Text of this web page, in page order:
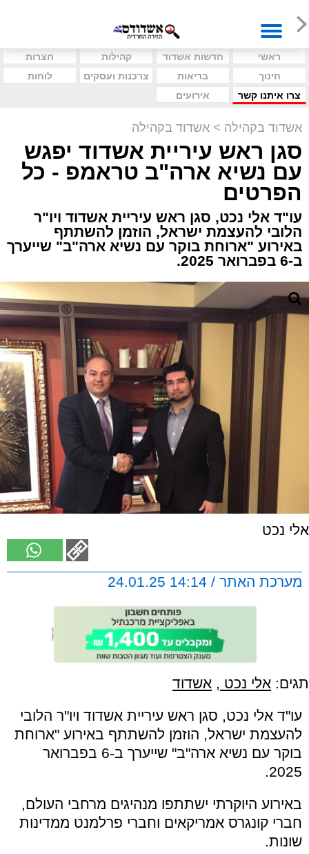
ראשי חדשות אשדוד קהילות
חצרות
חינוך
בריאות צרכנות ועסקים
לוחות
צרו איתנו קשר
אירועים
אשדוד בקהילה > אשדוד בקהילה
סגן ראש עיריית אשדוד יפגש
עם נשיא ארה"ב טראמפ - כל
הפרטים
עו"ד אלי נכט, סגן ראש עיריית אשדוד ויו"ר
הלובי להעצמת ישראל, הוזמן להשתתף
באירוע "ארוחת בוקר עם נשיא ארה"ב" שייערך
ב-6 בפברואר 2025.
אלי נכט
מערכת האתר / 14:14 24.01.25
תגים: אלי נכט , אשדוד
עו"ד אלי נכט, סגן ראש עיריית אשדוד ויו"ר הלובי
להעצמת ישראל, הוזמן להשתתף באירוע "ארוחת
בוקר עם נשיא ארה"ב" שייערך ב-6 בפברואר
2025.
באירוע היוקרתי ישתתפו מנהיגים מרחבי העולם,
חברי קונגרס אמריקאים וחברי פרלמנט ממדינות
שונות.